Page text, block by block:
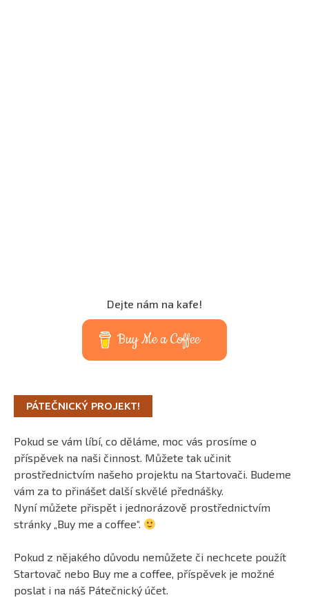
Dejte nám na kafe!
Buy Me a Coffee
PÁTEČNICKÝ PROJEKT!
Pokud se vám líbí, co děláme, moc vás prosíme o
příspěvek na naši činnost. Můžete tak učinit
prostřednictvím našeho projektu na Startovači. Budeme
vám za to přinášet další skvělé přednášky.
Nyní můžete přispět i jednorázově prostřednictvím
stránky „Buy me a coffee“.
Pokud z nějakého důvodu nemůžete či nechcete použít
Startovač nebo Buy me a coffee, příspěvek je možné
poslat i na náš Pátečnický účet.